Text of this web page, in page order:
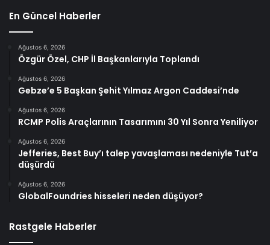
En Güncel Haberler
Ağustos 6, 2026
Özgür Özel, CHP İl Başkanlarıyla Toplandı
Ağustos 6, 2026
Gebze’e 5 Başkan Şehit Yılmaz Argon Caddesi’nde
Ağustos 6, 2026
RCMP Polis Araçlarının Tasarımını 30 Yıl Sonra Yeniliyor
Ağustos 6, 2026
Jefferies, Best Buy’ı talep yavaşlaması nedeniyle Tut’a
düşürdü
Ağustos 6, 2026
GlobalFoundries hisseleri neden düşüyor?
Rastgele Haberler